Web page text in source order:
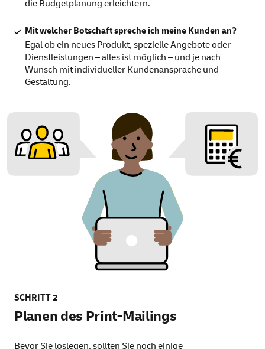
die Budgetplanung erleichtern.
Mit welcher Botschaft spreche ich meine Kunden an?
Egal ob ein neues Produkt, spezielle Angebote oder
Dienstleistungen – alles ist möglich – und je nach
Wunsch mit individueller Kundenansprache und
Gestaltung.
SCHRITT 2
Planen des Print-Mailings
Bevor Sie loslegen, sollten Sie noch einige